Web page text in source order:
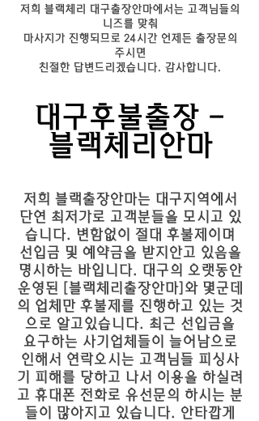
저희 블랙체리 대구출장안마에서는 고객님들의
니즈를 맞춰
마사지가 진행되므로 24시간 언제든 출장문의
주시면
친절한 답변드리겠습니다. 감사합니다.
대구후불출장 -
블랙체리안마
저희 블랙출장안마는 대구지역에서
단연 최저가로 고객분들을 모시고 있
습니다. 변함없이 절대 후불제이며
선입금 및 예약금을 받지안고 있음을
명시하는 바입니다. 대구의 오랫동안
운영된 [블랙체리출장안마]와 몇군데
의 업체만 후불제를 진행하고 있는 것
으로 알고있습니다. 최근 선입금을
요구하는 사기업체들이 늘어남으로
인해서 연락오시는 고객님들 피싱사
기 피해를 당하고 나서 이용을 하실려
고 휴대폰 전화로 유선문의 하시는 분
들이 많아지고 있습니다. 안타깝게